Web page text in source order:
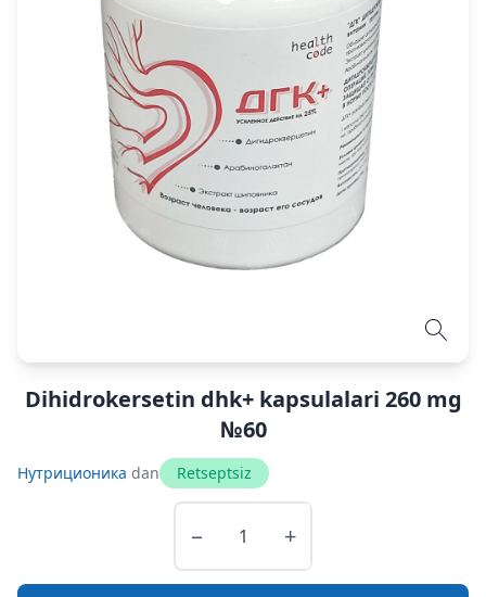
Dihidrokersetin dhk+ kapsulalari 260 mg
№60
Нутриционика dan Retseptsiz
− +